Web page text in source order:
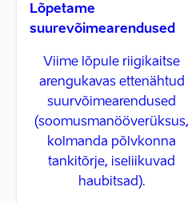
Lõpetame
suurevõimearendused
Viime lõpule riigikaitse
arengukavas ettenähtud
suurvõimearendused
(soomusmanööverüksus,
kolmanda põlvkonna
tankitõrje, iseliikuvad
haubitsad).